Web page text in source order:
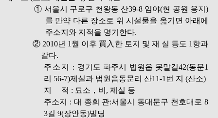
① 서을시 구로구 천왕동 산39-8 임야(현 공원 용지)
를 만약 다른 장소로 위 시설물을 옮기면 아래에
주소지와 지적을 명기한다.
② 2010년 1월 이후 買入한 토지 및 재 실 등도 1항과
같다.
주소지
: 경기도 파주시 법원읍 못말길42(동문1
리 56-7)제실과 법원읍동문리 산11-1번 지 (산소)
지 적 : 묘소，비, 제실 등
주소지 : 대 종회 관:서울시 동대문구 천호대로 8
3길 9(장안동)빌딩